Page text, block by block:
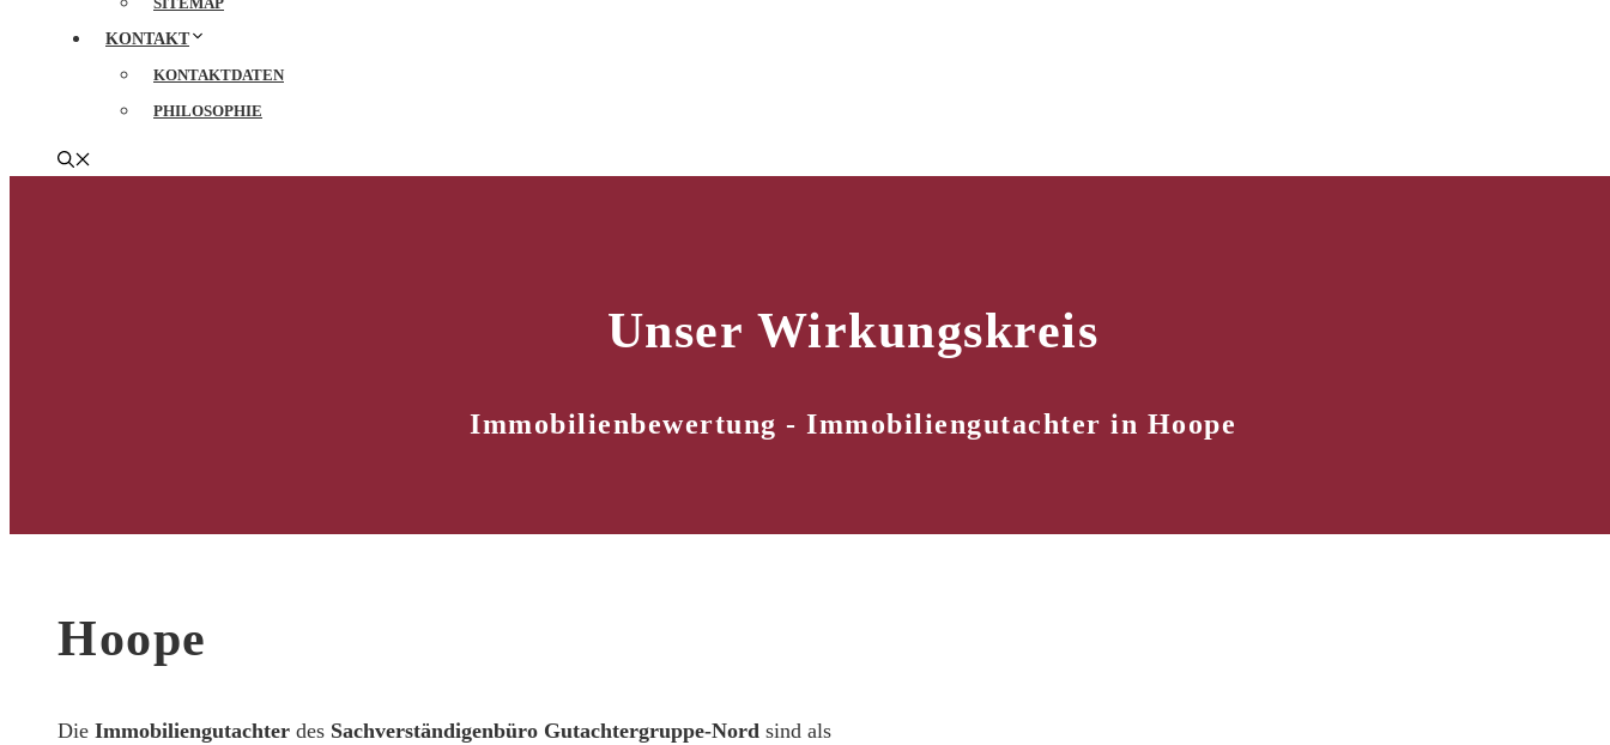
KONTAKT
KONTAKTDATEN
PHILOSOPHIE
Unser Wirkungskreis
Immobilienbewertung - Immobiliengutachter in Hoope
Hoope
Die Immobiliengutachter des Sachverständigenbüro Gutachtergruppe-Nord sind als